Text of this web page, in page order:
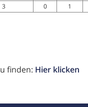
3 0 1
finden: Hier klicken